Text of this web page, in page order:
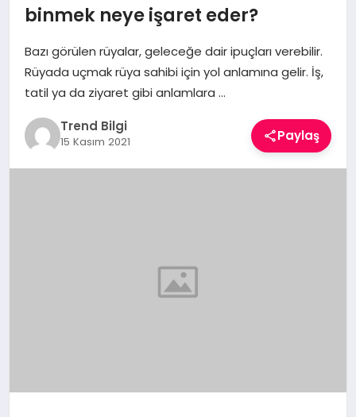
SPOR
YAŞAM
binmek neye işaret eder?
Bazı görülen rüyalar, geleceğe dair ipuçları verebilir.
Rüyada uçmak rüya sahibi için yol anlamına gelir. İş,
tatil ya da ziyaret gibi anlamlara …
Trend Bilgi
15 Kasım 2021 Paylaş